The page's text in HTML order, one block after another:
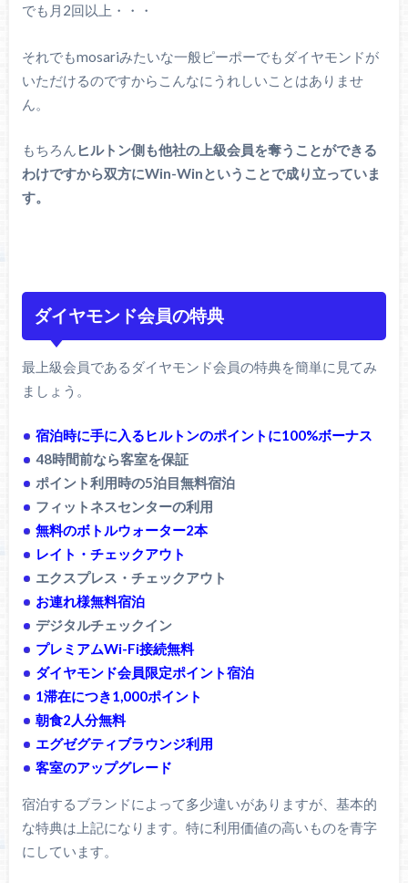
でも月2回以上・・・
それでもmosariみたいな一般ピーポーでもダイヤモンドが
いただけるのですからこんなにうれしいことはありませ
ん。
もちろん ヒルトン側も他社の上級会員を奪うことができる
わけですから双方にWin-Winということで成り立っていま
す。
ダイヤモンド会員の特典
最上級会員であるダイヤモンド会員の特典を簡単に見てみ
ましょう。
宿泊時に手に入るヒルトンのポイントに100%ボーナス
48時間前なら客室を保証
ポイント利用時の5泊目無料宿泊
フィットネスセンターの利用
無料のボトルウォーター2本
レイト・チェックアウト
エクスプレス・チェックアウト
お連れ様無料宿泊
デジタルチェックイン
プレミアムWi-Fi接続無料
ダイヤモンド会員限定ポイント宿泊
1滞在につき1,000ポイント
朝食2人分無料
エグゼグティブラウンジ利用
客室のアップグレード
宿泊するブランドによって多少違いがありますが、基本的
な特典は上記になります。特に利用価値の高いものを青字
にしています。